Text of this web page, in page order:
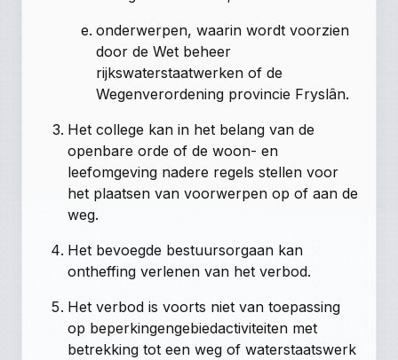
onderwerpen, waarin wordt voorzien
door de Wet beheer
rijkswaterstaatwerken of de
Wegenverordening provincie Fryslân.
Het college kan in het belang van de
openbare orde of de woon- en
leefomgeving nadere regels stellen voor
het plaatsen van voorwerpen op of aan de
weg.
Het bevoegde bestuursorgaan kan
ontheffing verlenen van het verbod.
Het verbod is voorts niet van toepassing
op beperkingengebiedactiviteiten met
betrekking tot een weg of waterstaatswerk